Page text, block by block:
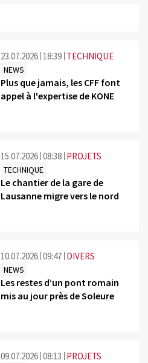
23.07.2026 18:39 TECHNIQUE
NEWS
Plus que jamais, les CFF font
appel à l'expertise de KONE
15.07.2026 08:38 PROJETS
TECHNIQUE
Le chantier de la gare de
Lausanne migre vers le nord
10.07.2026 09:47 DIVERS
NEWS
Les restes d’un pont romain
mis au jour près de Soleure
09.07.2026 08:13 PROJETS